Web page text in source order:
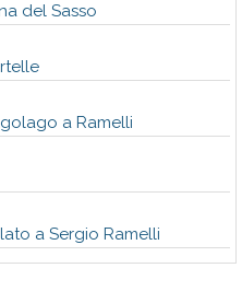
del Sasso
a Ramelli
a Sergio Ramelli